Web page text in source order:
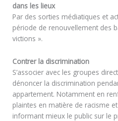
dans les lieux
Par des sorties médiatiques et
période de renouvellement des
victions ».
Contrer la discrimination
S’associer avec les groupes
dénoncer la discrimination
appartement. Notamment en
plaintes en matière de racisme
informant mieux le public sur le